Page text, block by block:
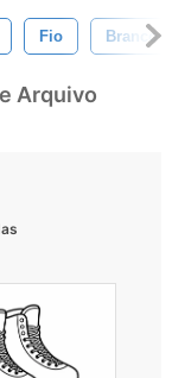
Fio Branco
Arquivo